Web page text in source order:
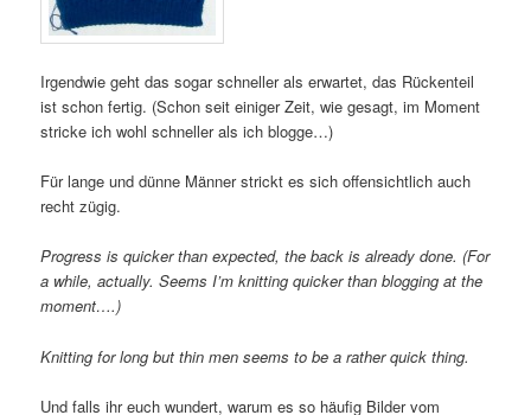
Irgendwie geht das sogar schneller als erwartet, das Rückenteil
ist schon fertig. (Schon seit einiger Zeit, wie gesagt, im Moment
stricke ich wohl schneller als ich blogge…)
Für lange und dünne Männer strickt es sich offensichtlich auch
recht zügig.
Progress is quicker than expected, the back is already done. (For
a while, actually. Seems I’m knitting quicker than blogging at the
moment….)
Knitting for long but thin men seems to be a rather quick thing.
Und falls ihr euch wundert, warum es so häufig Bilder vom